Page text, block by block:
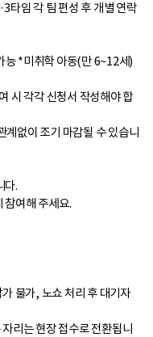
타임 각 팀 편성 후 개별 연락
능 *미취학 아동(만 6~12세)
시 각각 신청서 작성해야 합
없이 조기 마감될 수 있습니
다.
참여해 주세요.
불가, 노쇼 처리 후 대기자
리는 현장 접수로 전환됩니